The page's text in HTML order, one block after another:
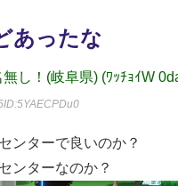
あったな
し！(岐阜県) (ﾜｯﾁｮｲW
ID:5YAECPDu0
ンターで良いのか？
ンターなのか？